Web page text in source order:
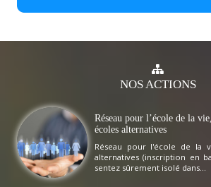
NOSACTIONS
Réseau pour l’école de la
écoles alternatives
Réseau pour l'école de la
alternatives (inscription en
sentez sûrement isolé dans...